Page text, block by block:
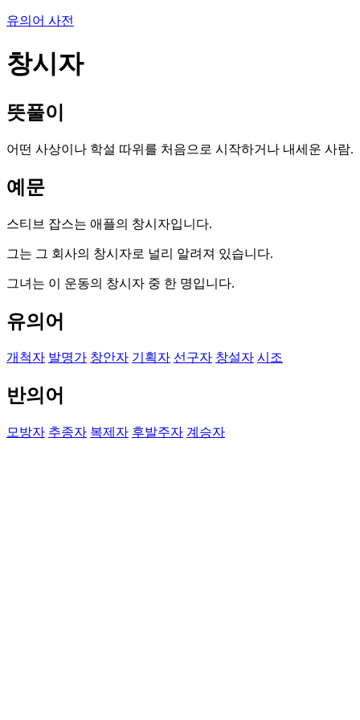
유의어 사전
창시자
뜻풀이
어떤 사상이나 학설 따위를 처음으로 시작하거나 내세운 사람.
예문
스티브 잡스는 애플의 창시자입니다.
그는 그 회사의 창시자로 널리 알려져 있습니다.
그녀는 이 운동의 창시자 중 한 명입니다.
유의어
개척자 발명가 창안자 기획자 선구자 창설자 시조
반의어
모방자 추종자 복제자 후발주자 계승자